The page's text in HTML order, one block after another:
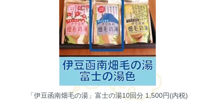
「伊豆函南畑毛の湯」富士の湯10回分1,500円(内税)